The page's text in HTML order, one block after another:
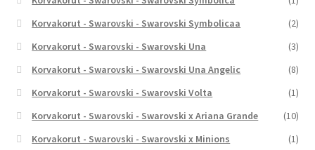
Korvakorut - Swarovski - Swarovski Symbolicaa
(2)
Korvakorut - Swarovski - Swarovski Una
(3)
Korvakorut - Swarovski - Swarovski Una Angelic
(8)
Korvakorut - Swarovski - Swarovski Volta
(1)
Korvakorut - Swarovski - Swarovski x Ariana Grande
(10)
Korvakorut - Swarovski - Swarovski x Minions
(1)